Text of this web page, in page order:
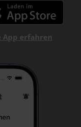
App erfahren